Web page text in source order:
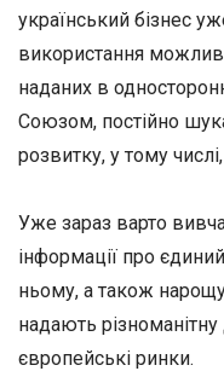
український бізнес
використання
наданих в
Союзом, постійно
розвитку, у тому
Уже зараз варто
інформації про
ньому, а також
надають
європейські ринки.